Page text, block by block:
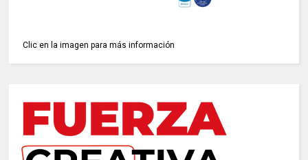
Clic en la imagen para más información